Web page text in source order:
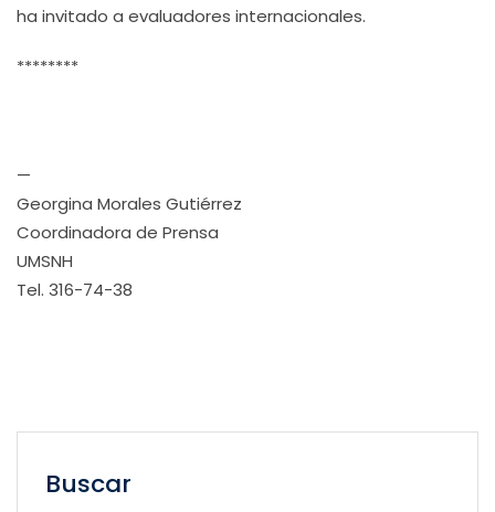
ha invitado a evaluadores internacionales.
********
—
Georgina Morales Gutiérrez
Coordinadora de Prensa
UMSNH
Tel. 316-74-38
Buscar